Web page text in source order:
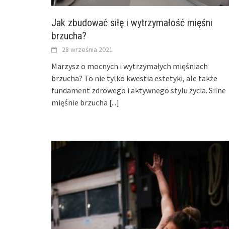
Jak zbudować siłę i wytrzymałość mięśni
brzucha?
28 września 2021
Marzysz o mocnych i wytrzymałych mięśniach
brzucha? To nie tylko kwestia estetyki, ale także
fundament zdrowego i aktywnego stylu życia. Silne
mięśnie brzucha [...]